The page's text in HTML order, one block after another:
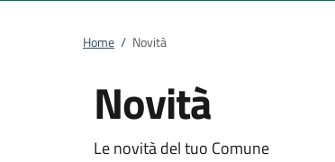
Home / Novità
Novità
Le novità del tuo Comune